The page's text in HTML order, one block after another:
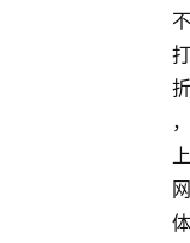
不
打
折
，
上
网
体